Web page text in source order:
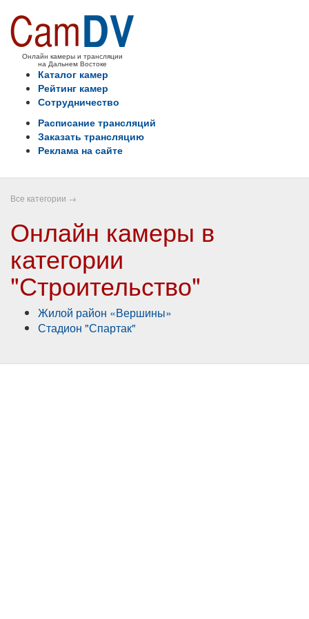
Онлайн камеры и трансляции
на Дальнем Востоке
Каталог камер
Рейтинг камер
Сотрудничество
Расписание трансляций
Заказать трансляцию
Реклама на сайте
Все категории →
Онлайн камеры в
категории
"Строительство"
Жилой район «Вершины»
Стадион "Спартак"